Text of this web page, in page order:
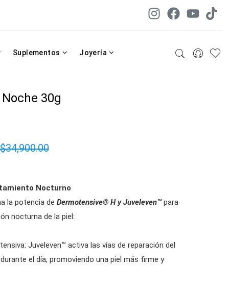
Suplementos Joyería
30g
$34,900.00
Nocturno
la potencia de Dermotensive® H y Juveleven™para
nocturna de la piel:
Juveleven™ activa las vías de reparación del
el día, promoviendo una piel más firme y